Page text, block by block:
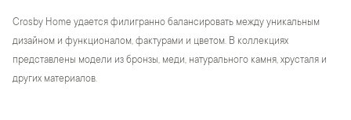
Crosby Home удается филигранно балансировать между уникальным
дизайном и функционалом, фактурами и цветом. В коллекциях
представлены модели из бронзы, меди, натурального камня, хрусталя и
других материалов.